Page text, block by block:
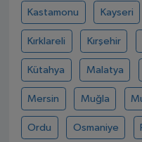
Kastamonu Kayseri
Kırklareli Kırşehir
Kütahya Malatya
Mersin Muğla
Ordu Osmaniye